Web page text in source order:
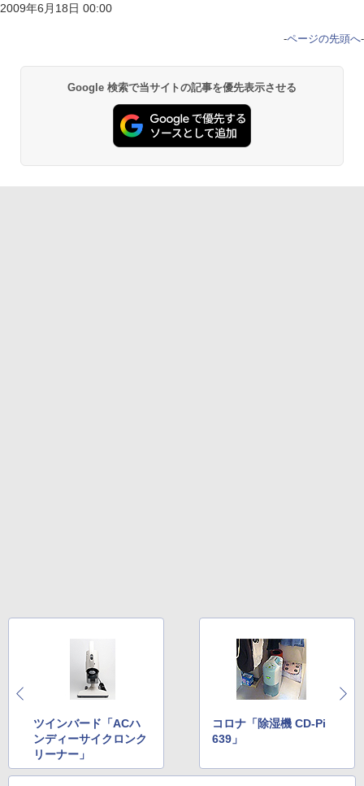
2009年6月18日 00:00
-ページの先頭へ-
Google 検索で当サイトの記事を優先表示させる
ツインバード「ACハ
ンディーサイクロンク
リーナー」
コロナ「除湿機 CD-Pi
639」